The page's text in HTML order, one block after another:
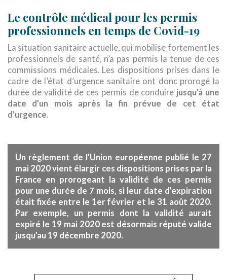
Le contrôle médical pour les permis
professionnels en temps de Covid-19
La situation sanitaire actuelle, qui mobilise fortement les
professionnels de santé, n’a pas permis la tenue de ces
commissions médicales. Les dispositions prises dans le
cadre de l’état d’urgence sanitaire ont donc prorogé la
durée de validité de ces permis de conduire jusqu’à une
date d’un mois après la fin prévue de cet état
d’urgence.
Un règlement de l’Union européenne publié le 27
mai 2020 vient élargir ces dispositions prises par la
France en prorogeant la validité de ces permis
pour une durée de 7 mois, si leur date d’expiration
était fixée entre le 1er février et le 31 août 2020.
Par exemple, un permis dont la validité aurait
expiré le 19 mai 2020 est désormais réputé valide
jusqu’au 19 décembre 2020.